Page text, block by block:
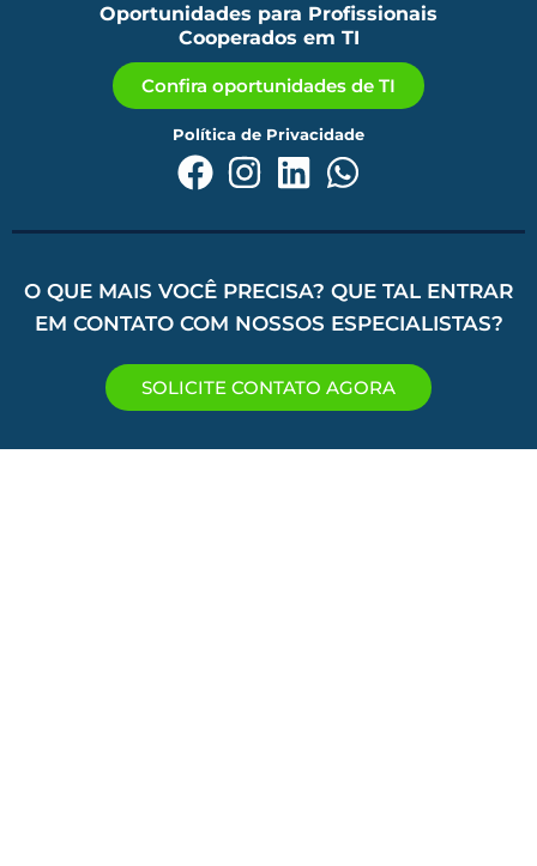
Oportunidades para Profissionais
Cooperados em TI
Confira oportunidades de TI
Política de Privacidade
O QUE MAIS VOCÊ PRECISA? QUE TAL ENTRAR
EM CONTATO COM NOSSOS ESPECIALISTAS?
SOLICITE CONTATO AGORA